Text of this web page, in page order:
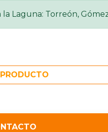
Laguna: Torreón,